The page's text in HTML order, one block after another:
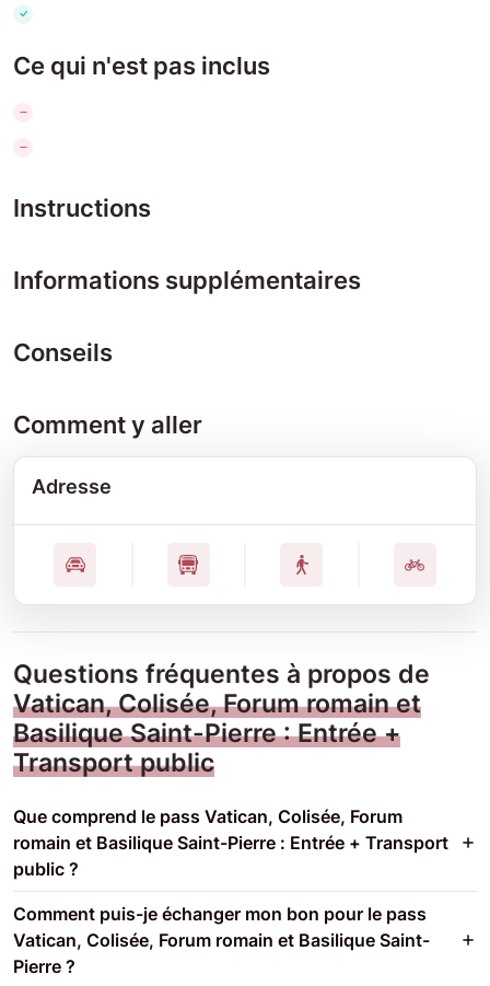
Ce qui n'est pas inclus
Instructions
Informations supplémentaires
Conseils
Comment y aller
Adresse
Questions fréquentes à propos de
Vatican, Colisée, Forum romain et
Basilique Saint-Pierre : Entrée +
Transport public
Que comprend le pass Vatican, Colisée, Forum
romain et Basilique Saint-Pierre : Entrée + Transport
public ?
Comment puis-je échanger mon bon pour le pass
Vatican, Colisée, Forum romain et Basilique Saint-
Pierre ?